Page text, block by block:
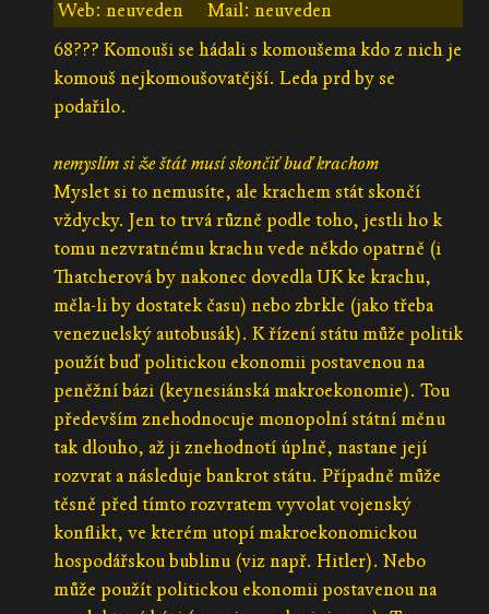
Web: neuveden
Mail: neuveden
68??? Komouši se hádali s komoušema kdo z nich je
komouš nejkomoušovatější. Leda prd by se
podařilo.
nemyslím si že štát musí skončiť buď krachom
Myslet si to nemusíte, ale krachem stát skončí
vždycky. Jen to trvá různě podle toho, jestli ho k
tomu nezvratnému krachu vede někdo opatrně (i
Thatcherová by nakonec dovedla UK ke krachu,
měla-li by dostatek času) nebo zbrkle (jako třeba
venezuelský autobusák). K řízení státu může politik
použít buď politickou ekonomii postavenou na
peněžní bázi (keynesiánská makroekonomie). Tou
především znehodnocuje monopolní státní měnu
tak dlouho, až ji znehodnotí úplně, nastane její
rozvrat a následuje bankrot státu. Případně může
těsně před tímto rozvratem vyvolat vojenský
konflikt, ve kterém utopí makroekonomickou
hospodářskou bublinu (viz např. Hitler). Nebo
může použít politickou ekonomii postavenou na